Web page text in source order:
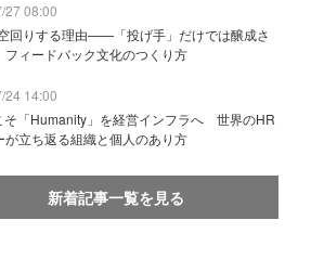
27 08:00
回りする理由——「投げ手」だけでは醸成さ
フィードバック文化のつくり方
24 14:00
そ「Humanity」を経営インフラへ 世界のHR
が立ち返る組織と個人のあり方
新着記事一覧を見る